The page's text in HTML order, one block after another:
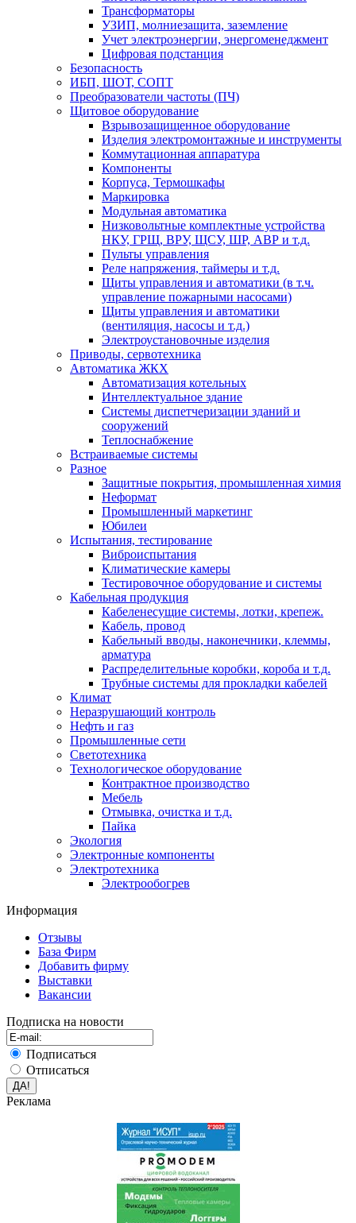
Трансформаторы
УЗИП, молниезащита, заземление
Учет электроэнергии, энергоменеджмент
Цифровая подстанция
Безопасность
ИБП, ШОТ, СОПТ
Преобразователи частоты (ПЧ)
Щитовое оборудование
Взрывозащищенное оборудование
Изделия электромонтажные и инструменты
Коммутационная аппаратура
Компоненты
Корпуса, Термошкафы
Маркировка
Модульная автоматика
Низковольтные комплектные устройства
НКУ, ГРЩ, ВРУ, ЩСУ, ШР, АВР и т.д.
Пульты управления
Реле напряжения, таймеры и т.д.
Щиты управления и автоматики (в т.ч.
управление пожарными насосами)
Щиты управления и автоматики
(вентиляция, насосы и т.д.)
Электроустановочные изделия
Приводы, сервотехника
Автоматика ЖКХ
Автоматизация котельных
Интеллектуальное здание
Системы диспетчеризации зданий и
сооружений
Теплоснабжение
Встраиваемые системы
Разное
Защитные покрытия, промышленная химия
Неформат
Промышленный маркетинг
Юбилеи
Испытания, тестирование
Виброиспытания
Климатические камеры
Тестировочное оборудование и системы
Кабельная продукция
Кабеленесущие системы, лотки, крепеж.
Кабель, провод
Кабельный вводы, наконечники, клеммы,
арматура
Распределительные коробки, короба и т.д.
Трубные системы для прокладки кабелей
Климат
Неразрушающий контроль
Нефть и газ
Промышленные сети
Светотехника
Технологическое оборудование
Контрактное производство
Мебель
Отмывка, очистка и т.д.
Пайка
Экология
Электронные компоненты
Электротехника
Электрообогрев
Информация
Отзывы
База Фирм
Добавить фирму
Выставки
Вакансии
Подписка на новости
Подписаться
Отписаться
Реклама